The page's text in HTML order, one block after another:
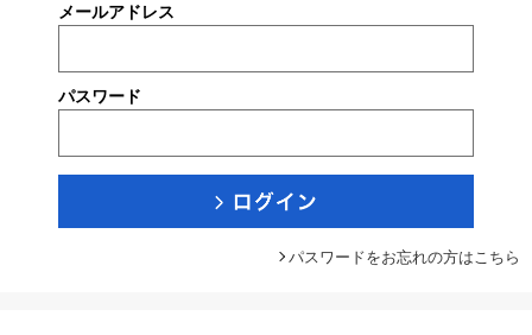
メールアドレス
パスワード
パスワードをお忘れの方はこちら